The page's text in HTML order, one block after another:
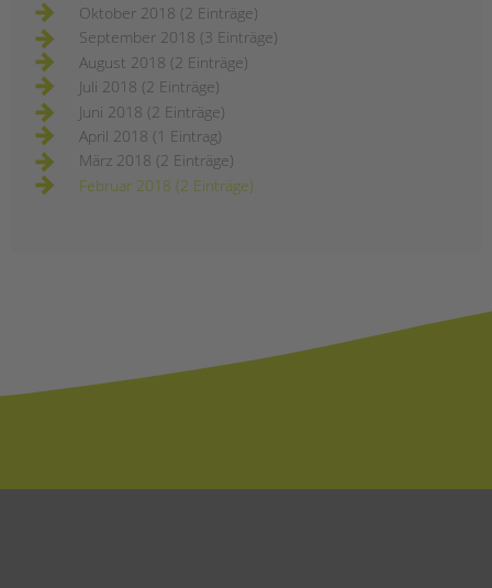
Oktober 2018 (2 Einträge)
September 2018 (3 Einträge)
August 2018 (2 Einträge)
Juli 2018 (2 Einträge)
Juni 2018 (2 Einträge)
April 2018 (1 Eintrag)
März 2018 (2 Einträge)
Februar 2018 (2 Einträge)